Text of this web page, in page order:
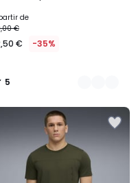
de
€
€ -35%
5